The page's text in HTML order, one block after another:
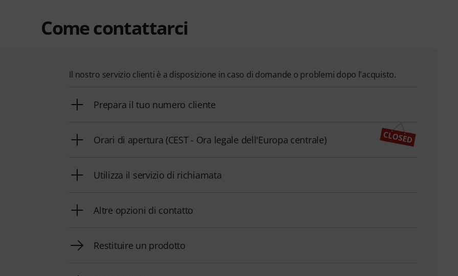
Come contattarci
Il nostro servizio clienti è a disposizione in caso di domande o problemi dopo l'acquisto.
Prepara il tuo numero cliente
Orari di apertura (CEST - Ora legale dell'Europa centrale)
Utilizza il servizio di richiamata
Altre opzioni di contatto
Restituire un prodotto